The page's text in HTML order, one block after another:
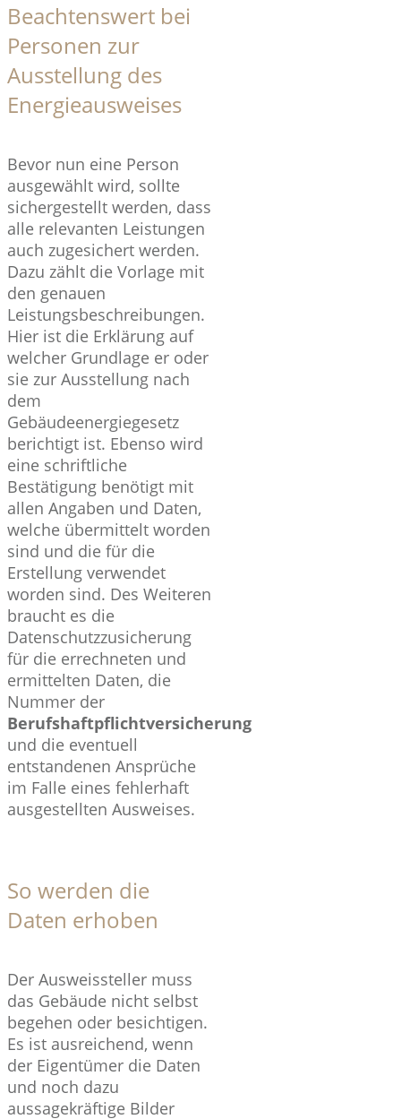
Beachtenswert bei
Personen zur
Ausstellung des
Energieausweises
Bevor nun eine Person
ausgewählt wird, sollte
sichergestellt werden, dass
alle relevanten Leistungen
auch zugesichert werden.
Dazu zählt die Vorlage mit
den genauen
Leistungsbeschreibungen.
Hier ist die Erklärung auf
welcher Grundlage er oder
sie zur Ausstellung nach
dem
Gebäudeenergiegesetz
berichtigt ist. Ebenso wird
eine schriftliche
Bestätigung benötigt mit
allen Angaben und Daten,
welche übermittelt worden
sind und die für die
Erstellung verwendet
worden sind. Des Weiteren
braucht es die
Datenschutzzusicherung
für die errechneten und
ermittelten Daten, die
Nummer der
Berufshaftpflichtversicherung
und die eventuell
entstandenen Ansprüche
im Falle eines fehlerhaft
ausgestellten Ausweises.
So werden die
Daten erhoben
Der Ausweissteller muss
das Gebäude nicht selbst
begehen oder besichtigen.
Es ist ausreichend, wenn
der Eigentümer die Daten
und noch dazu
aussagekräftige Bilder